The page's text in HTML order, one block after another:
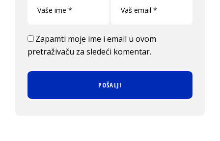
Zapamti moje ime i email u ovom
pretraživaču za sledeći komentar.